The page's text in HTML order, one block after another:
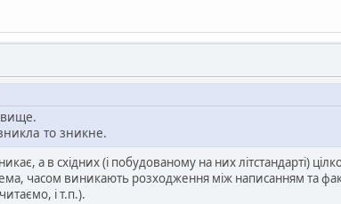
то зникне.
а в східних (і побудованому на них літстандарті)
часом виникають розходження між написанням та
і т.п.).